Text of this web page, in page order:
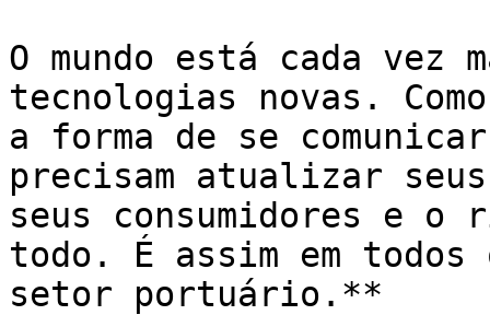
O mundo está cada vez
tecnologias novas.
a forma de se
precisam atualizar seus
seus consumidores e o
todo. É assim em
setor portuário.**